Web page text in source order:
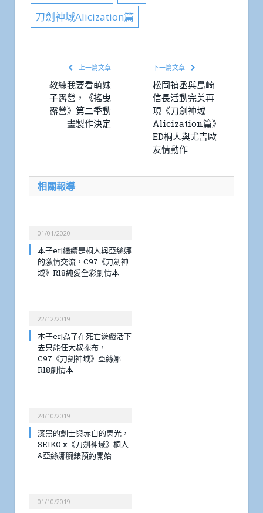
刀劍神域Alicization篇
上一篇文章
教練我要看萌妹
子露營，《搖曳
露營》第二季動
畫製作決定
下一篇文章
松岡禎丞與島崎
信長活動完美再
現《刀劍神域
Alicization篇》
ED桐人與尤吉歐
友情動作
相關報導
01/01/2020
本子er|繼續是桐人與亞絲娜
的激情交流，C97《刀劍神
域》R18純愛全彩劇情本
22/12/2019
本子er|為了在死亡遊戲活下
去只能任大叔擺布，
C97《刀劍神域》亞絲娜
R18劇情本
24/10/2019
漆黑的劍士與赤白的閃光，
SEIKO x《刀劍神域》桐人
&亞絲娜腕錶預約開始
01/10/2019